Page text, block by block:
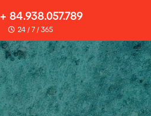
+ 84.938.057.789
24 / 7 / 365